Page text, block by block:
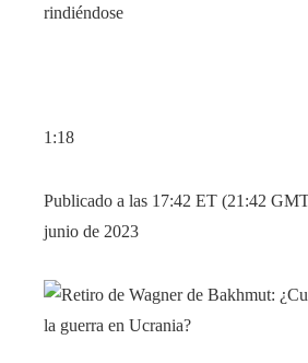
1:18
Publicado a las 17:42 ET (21:42
junio de 2023